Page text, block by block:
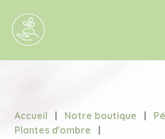
Accueil | Notre boutique |
Plantes d'ombre
|